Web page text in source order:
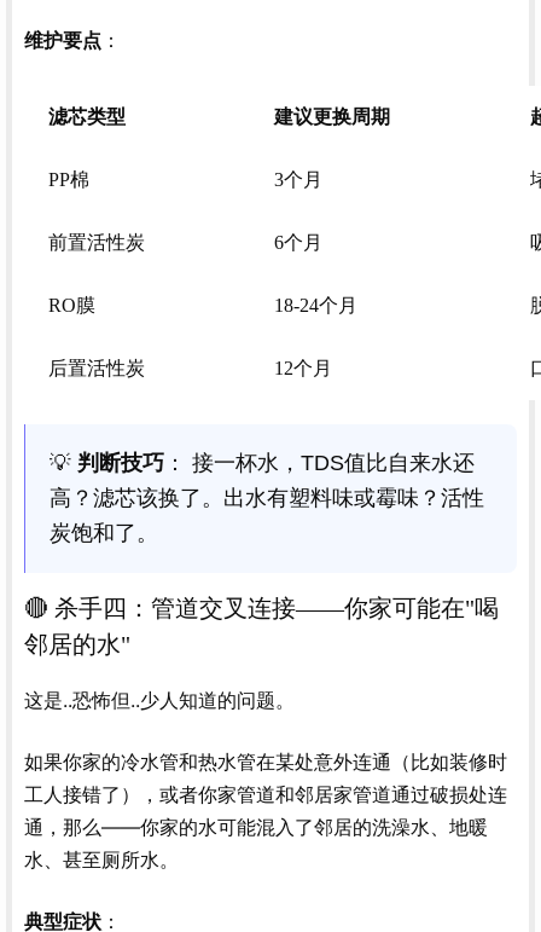
维护要点 ：
滤芯类型 建议更换周期
PP棉 3个月
前置活性炭 6个月
RO膜 18-24个月
后置活性炭 12个月
💡 判断技巧 ： 接一杯水，TDS值比自来水还
高？滤芯该换了。出水有塑料味或霉味？活性
炭饱和了。
🔴 杀手四：管道交叉连接——你家可能在"喝
邻居的水"
这是..恐怖但..少人知道的问题。
如果你家的冷水管和热水管在某处意外连通（比如装修时
工人接错了），或者你家管道和邻居家管道通过破损处连
通，那么——你家的水可能混入了邻居的洗澡水、地暖
水、甚至厕所水。
典型症状 ：